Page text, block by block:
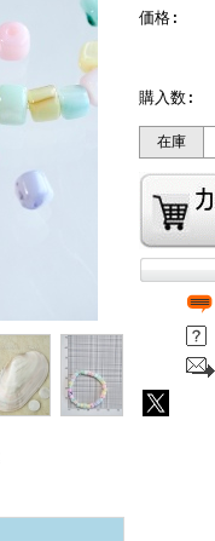
価格:
購入数:
在庫